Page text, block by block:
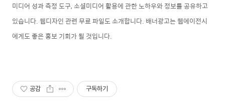
미디어 성과 측정 도구, 소셜미디어 활용에 관한 노하우와 정보를 공유하고
있습니다. 웹디자인 관련 무료 파일도 소개합니다. 배너광고는 웹에이전시
에게도 좋은 홍보 기회가 될 것입니다.
공감 구독하기